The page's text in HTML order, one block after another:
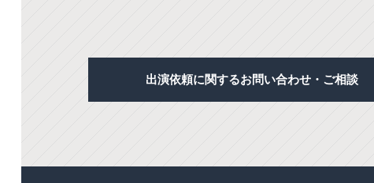
出演依頼に関するお問い合わせ・ご相談